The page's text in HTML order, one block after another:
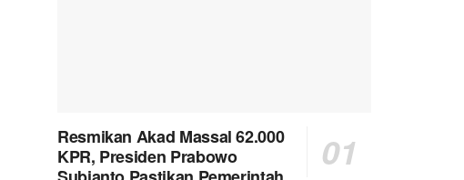
Resmikan Akad Massal 62.000
KPR, Presiden Prabowo